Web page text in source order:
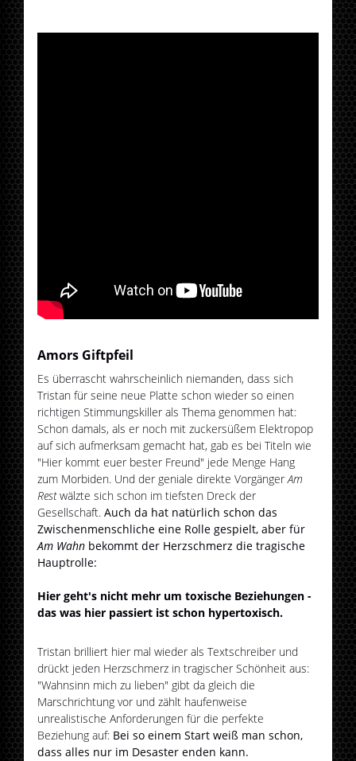
Amors Giftpfeil
Es überrascht wahrscheinlich niemanden, dass sich
Tristan für seine neue Platte schon wieder so einen
richtigen Stimmungskiller als Thema genommen hat:
Schon damals, als er noch mit zuckersüßem Elektropop
auf sich aufmerksam gemacht hat, gab es bei Titeln wie
"Hier kommt euer bester Freund" jede Menge Hang
zum Morbiden. Und der geniale direkte VorgängerAm
Restwälzte sich schon im tiefsten Dreck der
Gesellschaft.Auch da hat natürlich schon das
Zwischenmenschliche eine Rolle gespielt, aber für
Am Wahn bekommt der Herzschmerz die tragische
Hauptrolle:
Hier geht's nicht mehr um toxische Beziehungen -
das was hier passiert ist schon hypertoxisch.
Tristan brilliert hier mal wieder als Textschreiber und
drückt jeden Herzschmerz in tragischer Schönheit aus:
"Wahnsinn mich zu lieben" gibt da gleich die
Marschrichtung vor und zählt haufenweise
unrealistische Anforderungen für die perfekte
Beziehung auf: Bei so einem Start weiß man schon,
dass alles nur im Desaster enden kann.